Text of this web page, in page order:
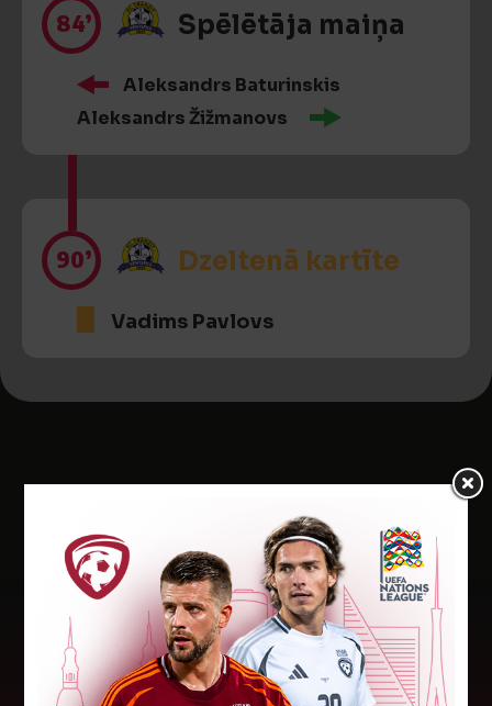
84’ Spēlētāja maiņa
Aleksandrs Baturinskis
Aleksandrs Žižmanovs
90’ Dzeltenā kartīte
Vadims Pavlovs
Jaunākās ziņas